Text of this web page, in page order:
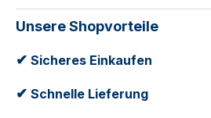
Unsere Shopvorteile
✔ Sicheres Einkaufen
✔ Schnelle Lieferung